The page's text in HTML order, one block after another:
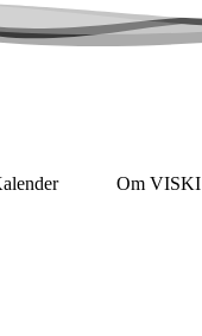
Om VISKI